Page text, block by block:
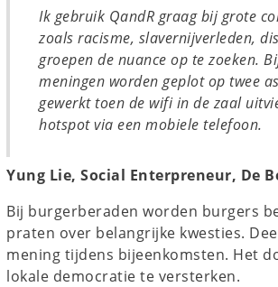
Ik gebruik QandR graag bij grote
zoals racisme, slavernijverleden,
groepen de nuance op te zoeken.
meningen worden geplot op twee
gewerkt toen de wifi in de zaal
hotspot via een mobiele telefoon.
Yung Lie, Social Enterpreneur, De
Bij burgerberaden worden burgers
praten over belangrijke kwesties.
mening tijdens bijeenkomsten. Het
lokale democratie te versterken.